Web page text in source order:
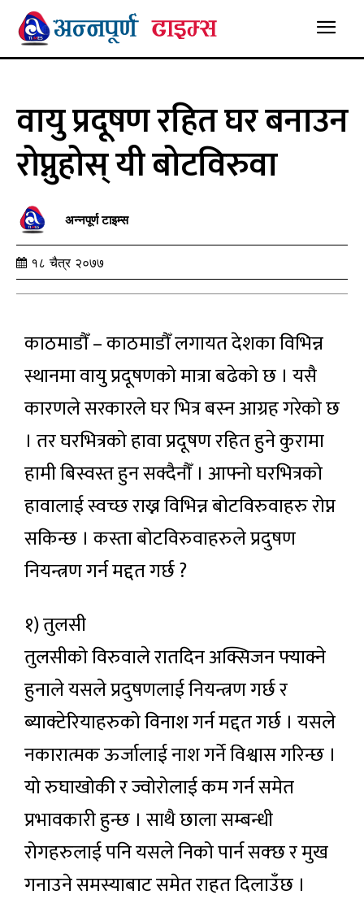
वायु प्रदूषण रहित घर बनाउन
रोप्नुहोस् यी बोटविरुवा
अन्नपूर्ण टाइम्स
१८ चैत्र २०७७
काठमाडौँ – काठमाडौँ लगायत देशका विभिन्न
स्थानमा वायु प्रदूषणको मात्रा बढेको छ । यसै
कारणले सरकारले घर भित्र बस्न आग्रह गरेको छ
। तर घरभित्रको हावा प्रदूषण रहित हुने कुरामा
हामी बिस्वस्त हुन सक्दैनौँ । आफ्नो घरभित्रको
हावालाई स्वच्छ राख्न विभिन्न बोटविरुवाहरु रोप्न
सकिन्छ । कस्ता बोटविरुवाहरुले प्रदुषण
नियन्त्रण गर्न मद्दत गर्छ ?
१) तुलसी
तुलसीको विरुवाले रातदिन अक्सिजन फ्याक्ने
हुनाले यसले प्रदुषणलाई नियन्त्रण गर्छ र
ब्याक्टेरियाहरुको विनाश गर्न मद्दत गर्छ । यसले
नकारात्मक ऊर्जालाई नाश गर्ने विश्वास गरिन्छ ।
यो रुघाखोकी र ज्वोरोलाई कम गर्न समेत
प्रभावकारी हुन्छ । साथै छाला सम्बन्धी
रोगहरुलाई पनि यसले निको पार्न सक्छ र मुख
गनाउने समस्याबाट समेत राहत दिलाउँछ ।